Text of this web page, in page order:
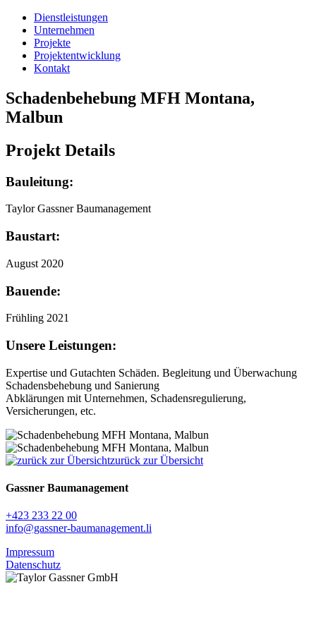
Dienstleistungen
Unternehmen
Projekte
Projektentwicklung
Kontakt
Schadenbehebung MFH Montana,
Malbun
Projekt Details
Bauleitung:
Taylor Gassner Baumanagement
Baustart:
August 2020
Bauende:
Frühling 2021
Unsere Leistungen:
Expertise und Gutachten Schäden. Begleitung und Überwachung
Schadensbehebung und Sanierung
Abklärungen mit Unternehmen, Schadensregulierung,
Versicherungen, etc.
zurück zur Übersicht
Gassner Baumanagement
+423 233 22 00
info@gassner-baumanagement.li
Impressum
Datenschutz